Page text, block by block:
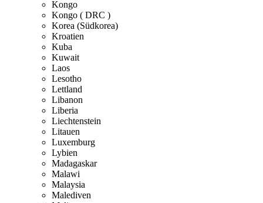
Kongo
Kongo ( DRC )
Korea (Südkorea)
Kroatien
Kuba
Kuwait
Laos
Lesotho
Lettland
Libanon
Liberia
Liechtenstein
Litauen
Luxemburg
Lybien
Madagaskar
Malawi
Malaysia
Malediven